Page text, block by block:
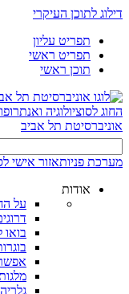
דילוג לתוכן העיקרי
תפריט עליון
תפריט ראשי
תוכן ראשי
החוג לסוציולוגיה
אוניברסיטת תל אביב
מערכת פניותאזור אישי
אודות
על
בואו
גלריה